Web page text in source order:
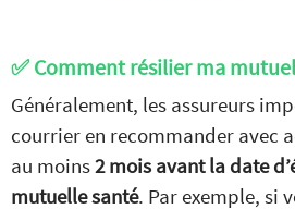
✅ Comment résilier ma
Généralement, les assureurs
courrier en recommander avec
au moins2 mois avant la date
mutuelle santé. Par exemple, si
mutuelle
etSANS
JE
les devis